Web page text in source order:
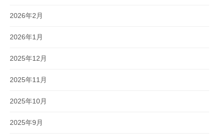
2026年2月
2026年1月
2025年12月
2025年11月
2025年10月
2025年9月